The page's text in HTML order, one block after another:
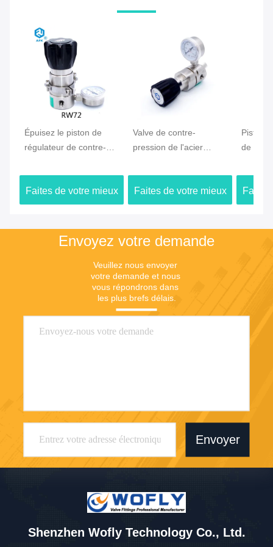
Épuisez le piston de
régulateur de contre-
sentie cc/sec du taux
2*10-8 de fuite il
Faites de votre mieux
Valve de contre-
pression de l'acier
régulateur de pression
pétrochimique de
refoulement
Faites de votre mieux
Piston
de
Faites
Envoyez votre demande
Veuillez nous envoyer
votre demande et nous
vous répondrons dans
les plus brefs délais.
Envoyer
Shenzhen Wofly Technology Co., Ltd.